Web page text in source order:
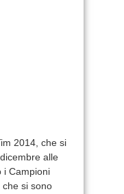
2014, che si
alle
i Campioni
che si sono